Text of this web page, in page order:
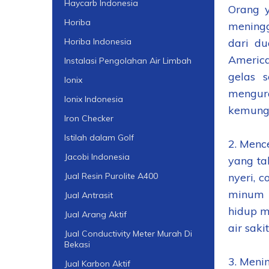
Orang
dari
gelas
2.
yang
nyeri,
minum
hidup
air
3.
Haycarb Indonesia
Horiba
Horiba Indonesia
Instalasi Pengolahan Air Limbah
Ionix
Ionix Indonesia
Iron Checker
Istilah dalam Golf
Jacobi Indonesia
Jual Resin Purolite A400
Jual Antrasit
Jual Arang Aktif
Jual Conductivity Meter Murah Di
Bekasi
Jual Karbon Aktif